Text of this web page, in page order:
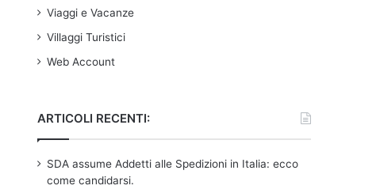
Viaggi e Vacanze
Villaggi Turistici
Web Account
ARTICOLI RECENTI:
SDA assume Addetti alle Spedizioni in Italia: ecco
come candidarsi.